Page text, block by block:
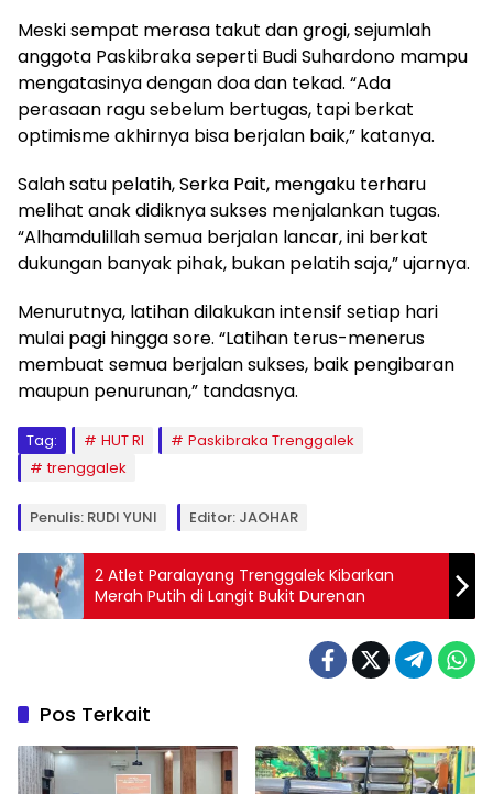
Meski sempat merasa takut dan grogi, sejumlah
anggota Paskibraka seperti Budi Suhardono mampu
mengatasinya dengan doa dan tekad. “Ada
perasaan ragu sebelum bertugas, tapi berkat
optimisme akhirnya bisa berjalan baik,” katanya.
Salah satu pelatih, Serka Pait, mengaku terharu
melihat anak didiknya sukses menjalankan tugas.
“Alhamdulillah semua berjalan lancar, ini berkat
dukungan banyak pihak, bukan pelatih saja,” ujarnya.
Menurutnya, latihan dilakukan intensif setiap hari
mulai pagi hingga sore. “Latihan terus-menerus
membuat semua berjalan sukses, baik pengibaran
maupun penurunan,” tandasnya.
Tag: HUT RI
Paskibraka Trenggalek
trenggalek
Penulis: RUDI YUNI Editor: JAOHAR
2 Atlet Paralayang Trenggalek Kibarkan
Merah Putih di Langit Bukit Durenan
Pos Terkait